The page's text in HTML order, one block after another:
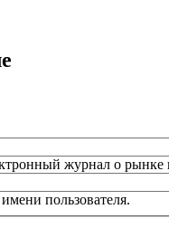
журнал о рынке
пользователя.